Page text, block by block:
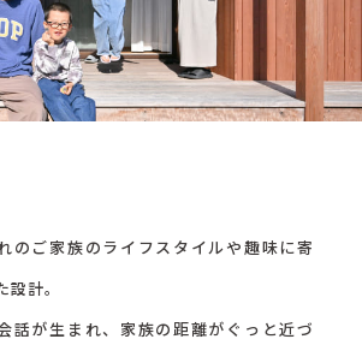
のご家族のライフスタイルや趣味に寄
設計。
話が生まれ、家族の距離がぐっと近づ